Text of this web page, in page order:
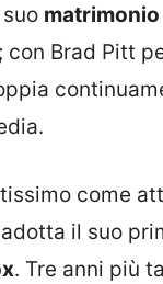
; con Brad Pitt
come
il suo
. Tre anni più